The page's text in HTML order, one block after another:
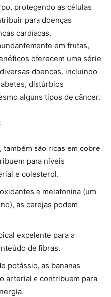
protegendo as células
para doenças
cardíacas.
em frutas,
oferecem uma série
doenças, incluindo
distúrbios
alguns tipos de câncer.
também são ricas em cobre
para níveis
e colesterol.
e melatonina (um
as cerejas podem
excelente para a
de fibras.
potássio, as bananas
arterial e contribuem para